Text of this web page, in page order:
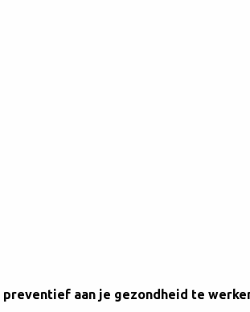
preventief aan je gezondheid te